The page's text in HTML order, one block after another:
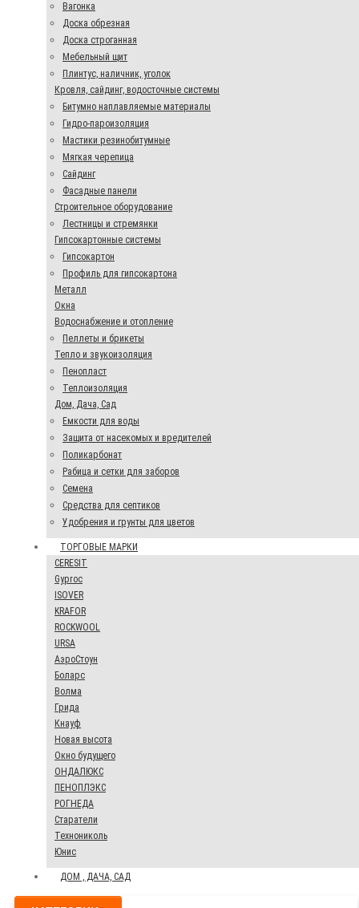
Вагонка
Доска обрезная
Доска строганная
Мебельный щит
Плинтус, наличник, уголок
Кровля, сайдинг, водосточные системы
Битумно наплавляемые материалы
Гидро-пароизоляция
Мастики резинобитумные
Мягкая черепица
Сайдинг
Фасадные панели
Строительное оборудование
Лестницы и стремянки
Гипсокартонные системы
Гипсокартон
Профиль для гипсокартона
Металл
Окна
Водоснабжение и отопление
Пеллеты и брикеты
Тепло и звукоизоляция
Пенопласт
Теплоизоляция
Дом, Дача, Сад
Емкости для воды
Защита от насекомых и вредителей
Поликарбонат
Рабица и сетки для заборов
Семена
Средства для септиков
Удобрения и грунты для цветов
ТОРГОВЫЕ МАРКИ
CERESIT
Gyproc
ISOVER
KRAFOR
ROCKWOOL
URSA
АэроСтоун
Боларс
Волма
Грида
Кнауф
Новая высота
Окно будущего
ОНДАЛЮКС
ПЕНОПЛЭКС
РОГНЕДА
Старатели
Технониколь
Юнис
ДОМ , ДАЧА, САД